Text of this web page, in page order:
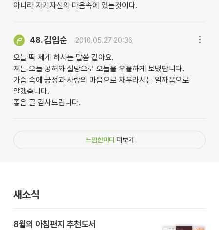
아니라 자기자신의 마음속에 있는것이다.
48.김임순 2010.05.27 20:36
오늘 딱 제게 하시는 말씀 같아요.
저는 오늘 공허와 실망으로 오늘을 우울하게 보냈답니다.
가슴 속에 긍정과 사랑의 마음으로 채우라시는 일깨움으로
알겠습니다.
좋은 글 감사드립니다.
느낌한마디 더보기
새소식
8월의 아침편지 추천도서